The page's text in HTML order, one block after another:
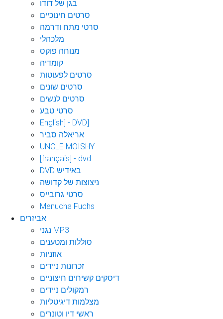
בגן של דודו
סרטים חינוכיים
סרטי מתח ודרמה
מלכהלי
מנוחה פוקס
קומדיה
סרטים לפעוטות
סרטים שונים
סרטים לנשים
סרטי טבע
English] - DVD]
אריאלה סביר
UNCLE MOISHY
[français] - dvd
DVD באידיש
ניצוצות של קדושה
סרטי גרובייס
Menucha Fuchs
אביזרים
נגני MP3
סוללות ומטענים
אוזניות
זכרונות ניידים
דיסקים קשיחים חיצוניים
רמקולים ניידים
מצלמות דיגיטליות
ראשי דיו וטונרים